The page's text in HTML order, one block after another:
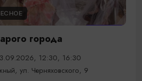
города
12:30, 16:30
ул. Черняховского, 9